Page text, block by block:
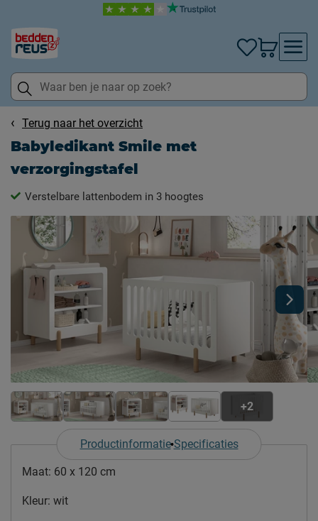
Terug naar het overzicht
Babyledikant Smile met
verzorgingstafel
Verstelbare lattenbodem in 3 hoogtes
+2
Productinformatie Specificaties
Maat: 60 x 120 cm
Kleur: wit